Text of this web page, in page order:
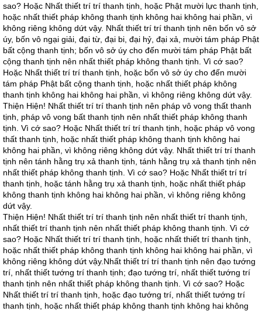
sao? Hoặc Nhất thiết trí trí thanh tịnh, hoặc Phật mười lực thanh tịnh,
hoặc nhất thiết pháp không thanh tịnh không hai không hai phần, vì
không riêng không dứt vậy. Nhất thiết trí trí thanh tịnh nên bốn vô sở
úy, bốn vô ngại giải, đại từ, đại bi, đại hỷ, đại xả, mười tám pháp Phật
bất cộng thanh tịnh; bốn vô sở úy cho đến mười tám pháp Phật bất
cộng thanh tịnh nên nhất thiết pháp không thanh tịnh. Vì cớ sao?
Hoặc Nhất thiết trí trí thanh tịnh, hoặc bốn vô sở úy cho đến mười
tám pháp Phật bất cộng thanh tịnh, hoặc nhất thiết pháp không
thanh tịnh không hai không hai phần, vì không riêng không dứt vậy.
Thiện Hiện! Nhất thiết trí trí thanh tịnh nên pháp vô vong thất thanh
tịnh, pháp vô vong bất thanh tịnh nên nhất thiết pháp không thanh
tịnh. Vì cớ sao? Hoặc Nhất thiết trí trí thanh tịnh, hoặc pháp vô vong
thất thanh tịnh, hoặc nhất thiết pháp không thanh tịnh không hai
không hai phần, vì không riêng không dứt vậy. Nhất thiết trí trí thanh
tịnh nên tánh hằng trụ xả thanh tịnh, tánh hằng trụ xả thanh tịnh nên
nhất thiết pháp không thanh tịnh. Vì cớ sao? Hoặc Nhất thiết trí trí
thanh tịnh, hoặc tánh hằng trụ xả thanh tịnh, hoặc nhất thiết pháp
không thanh tịnh không hai không hai phần, vì không riêng không
dứt vậy.
Thiện Hiện! Nhất thiết trí trí thanh tịnh nên nhất thiết trí thanh tịnh,
nhất thiết trí thanh tịnh nên nhất thiết pháp không thanh tịnh. Vì cớ
sao? Hoặc Nhất thiết trí trí thanh tịnh, hoặc nhất thiết trí thanh tịnh,
hoặc nhất thiết pháp không thanh tịnh không hai không hai phần, vì
không riêng không dứt vậy.Nhất thiết trí trí thanh tịnh nên đạo tướng
trí, nhất thiết tướng trí thanh tịnh; đạo tướng trí, nhất thiết tướng trí
thanh tịnh nên nhất thiết pháp không thanh tịnh. Vì cớ sao? Hoặc
Nhất thiết trí trí thanh tịnh, hoặc đạo tướng trí, nhất thiết tướng trí
thanh tịnh, hoặc nhất thiết pháp không thanh tịnh không hai không